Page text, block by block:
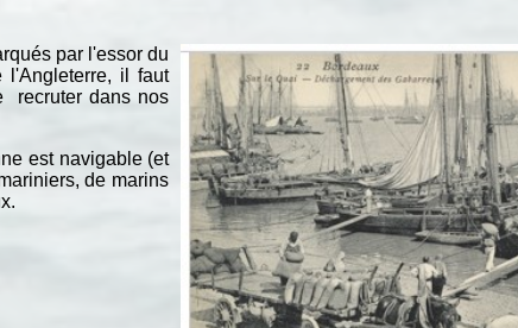
par l'essor du
l'Angleterre, il faut
recruter dans nos
est navigable (et
de marins